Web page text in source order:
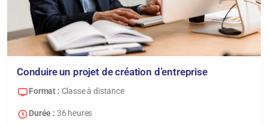
Conduire un projet de création d’entreprise
Format : Classe à distance
Durée : 36 heures